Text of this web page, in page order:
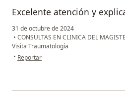
Excelente atención y
31 de octubre de 2024
• CONSULTAS EN CLINICA DEL
Visita Traumatología
• en opinión del usuario Ehg
Reportar